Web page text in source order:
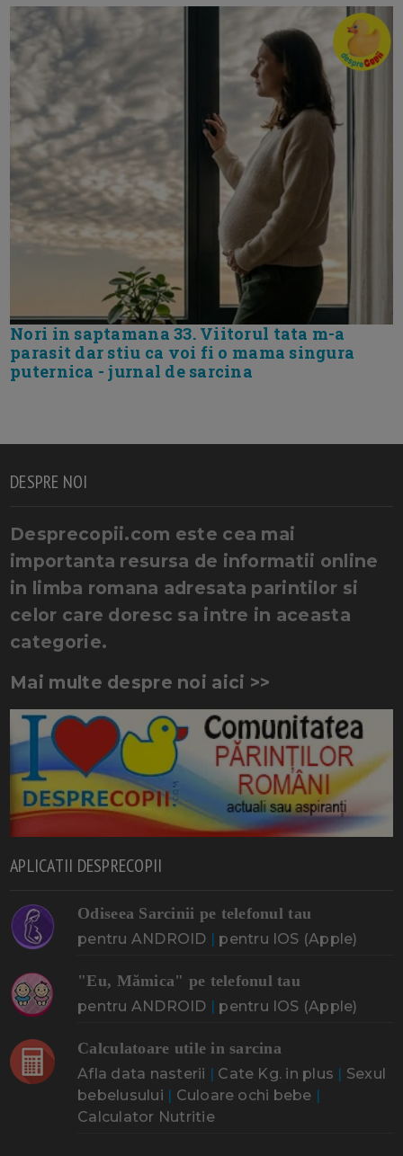
Nori in saptamana 33. Viitorul tata m-a
parasit dar stiu ca voi fi o mama singura
puternica - jurnal de sarcina
DESPRE NOI
Desprecopii.com este cea mai
importanta resursa de informatii online
in limba romana adresata parintilor si
celor care doresc sa intre in aceasta
categorie.
Mai multe despre noi aici >>
APLICATII DESPRECOPII
Odiseea Sarcinii pe telefonul tau
pentru ANDROID | pentru IOS (Apple)
"Eu, Mămica" pe telefonul tau
pentru ANDROID | pentru IOS (Apple)
Calculatoare utile in sarcina
Afla data nasterii | Cate Kg. in plus | Sexul
bebelusului | Culoare ochi bebe |
Calculator Nutritie